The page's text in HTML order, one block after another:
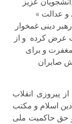
و عدالت »
دینی غمخوار
عرض کرده و از
و برای
صابران
انقلاب
دین اسلام و مکتب
حق حاکمیت ملی